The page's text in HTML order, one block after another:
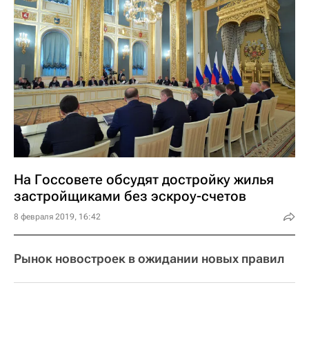
На Госсовете обсудят достройку жилья
застройщиками без эскроу-счетов
8 февраля 2019, 16:42
Рынок новостроек в ожидании новых правил